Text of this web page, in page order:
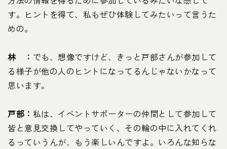
す。ヒントを得て、私もぜひ体験してみたいって言うた
めの。
林 ： でも、想像ですけど、きっと戸部さんが参加して
る様子が他の人のヒントになってるんじゃないかなって
思います。
戸部： 私は、イベントサポーターの仲間として参加して
皆と意見交換してやっていく、その輪の中に入れてくれ
るっていうんが、もう楽しいんですよ。いろんな知らな